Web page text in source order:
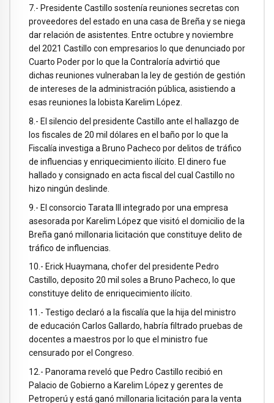
7.- Presidente Castillo sostenía reuniones secretas con
proveedores del estado en una casa de Breña y se niega
dar relación de asistentes. Entre octubre y noviembre
del 2021 Castillo con empresarios lo que denunciado por
Cuarto Poder por lo que la Contraloría advirtió que
dichas reuniones vulneraban la ley de gestión de gestión
de intereses de la administración pública, asistiendo a
esas reuniones la lobista Karelim López.
8.- El silencio del presidente Castillo ante el hallazgo de
los fiscales de 20 mil dólares en el baño por lo que la
Fiscalía investiga a Bruno Pacheco por delitos de tráfico
de influencias y enriquecimiento ilícito. El dinero fue
hallado y consignado en acta fiscal del cual Castillo no
hizo ningún deslinde.
9.- El consorcio Tarata III integrado por una empresa
asesorada por Karelim López que visitó el domicilio de la
Breña ganó millonaria licitación que constituye delito de
tráfico de influencias.
10.- Erick Huaymana, chofer del presidente Pedro
Castillo, deposito 20 mil soles a Bruno Pacheco, lo que
constituye delito de enriquecimiento ilícito.
11.- Testigo declaró a la fiscalía que la hija del ministro
de educación Carlos Gallardo, habría filtrado pruebas de
docentes a maestros por lo que el ministro fue
censurado por el Congreso.
12.- Panorama reveló que Pedro Castillo recibió en
Palacio de Gobierno a Karelim López y gerentes de
Petroperú y está ganó millonaria licitación para la venta